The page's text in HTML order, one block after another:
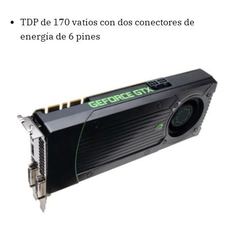
TDP de 170 vatios con dos conectores de
energía de 6 pines